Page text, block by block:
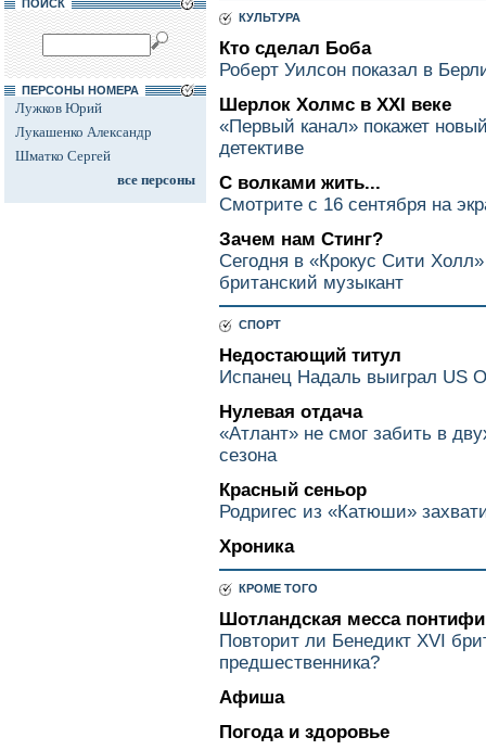
ПОИСК
ПЕРСОНЫ НОМЕРА
Лужков Юрий
Лукашенко Александр
Шматко Сергей
все персоны
КУЛЬТУРА
Кто сделал Боба
Роберт Уилсон показал в
Шерлок Холмс в ХХI веке
«Первый канал» покажет
детективе
С волками жить...
Смотрите с 16 сентября на
Зачем нам Стинг?
Сегодня в «Крокус Сити
британский музыкант
СПОРТ
Недостающий титул
Испанец Надаль выиграл US
Нулевая отдача
«Атлант» не смог забить в
сезона
Красный сеньор
Родригес из «Катюши»
Хроника
КРОМЕ ТОГО
Шотландская месса
Повторит ли Бенедикт XVI
предшественника?
Афиша
Погода и здоровье